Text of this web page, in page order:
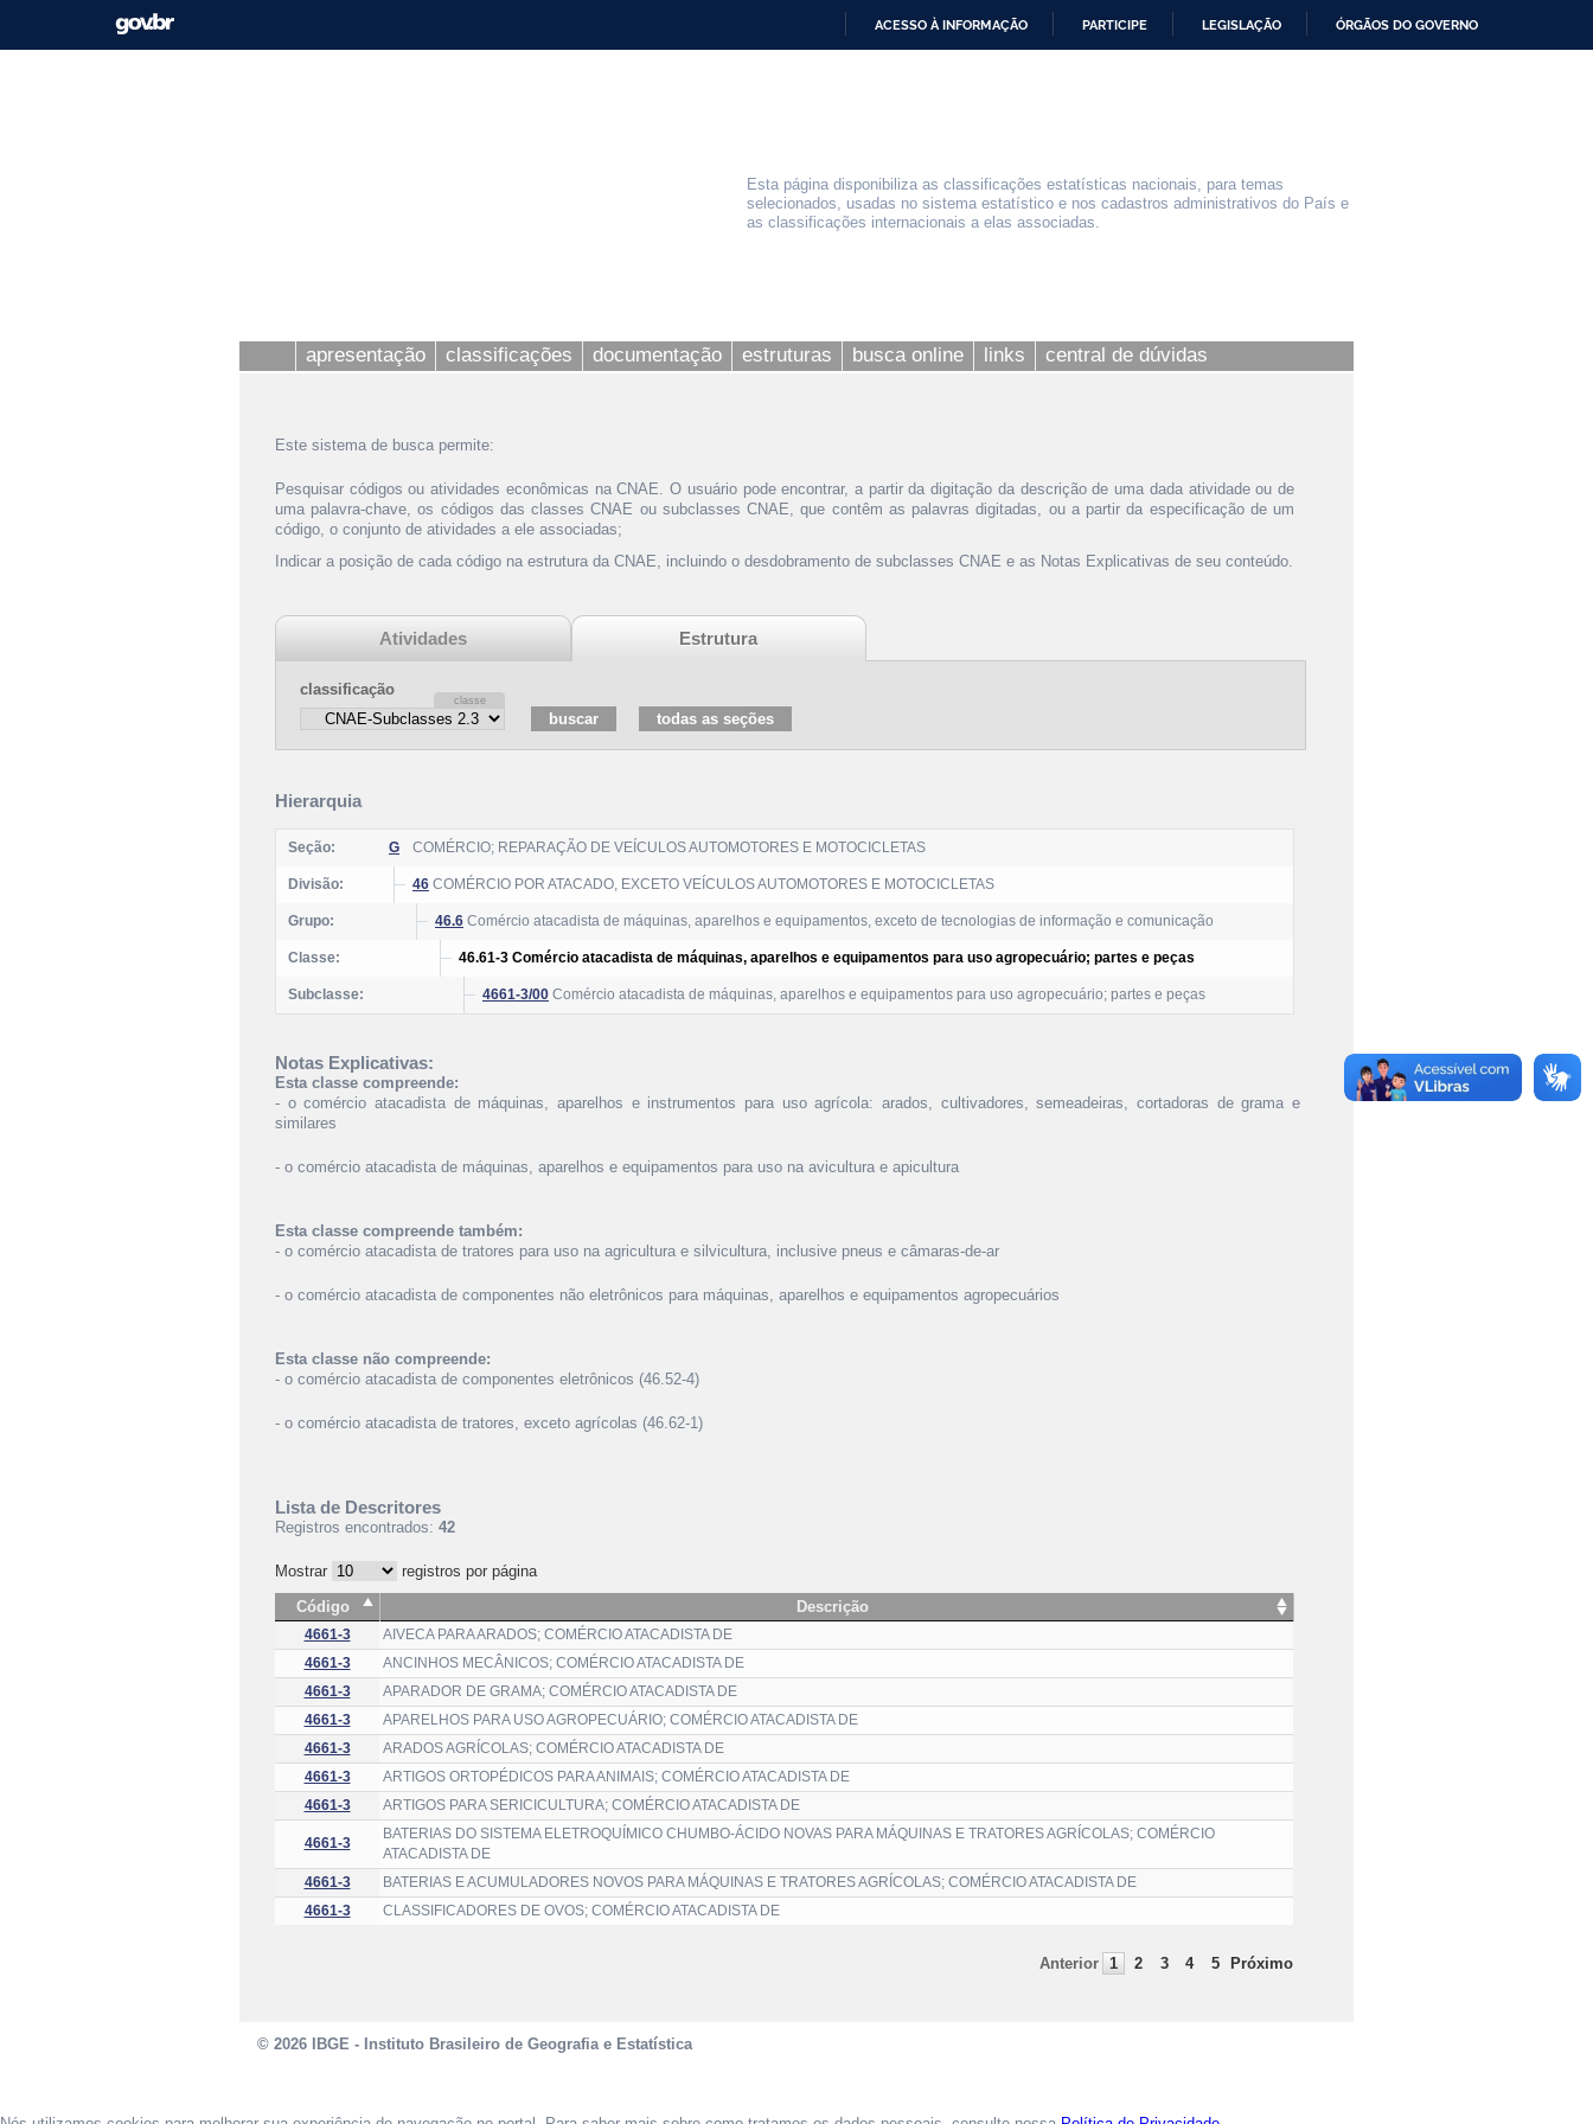
ACESSO À INFORMAÇÃO PARTICIPE LEGISLAÇÃO ÓRGÃOS DO GOVERNO
Esta página disponibiliza as classificações estatísticas nacionais, para temas
selecionados, usadas no sistema estatístico e nos cadastros administrativos do País e
as classificações internacionais a elas associadas.
apresentação classificações documentação estruturas busca online links central de dúvidas
Este sistema de busca permite:
Pesquisar códigos ou atividades econômicas na CNAE. O usuário pode encontrar, a partir da digitação da descrição de uma dada atividade ou de
uma palavra-chave, os códigos das classes CNAE ou subclasses CNAE, que contêm as palavras digitadas, ou a partir da especificação de um
código, o conjunto de atividades a ele associadas;
Indicar a posição de cada código na estrutura da CNAE, incluindo o desdobramento de subclasses CNAE e as Notas Explicativas de seu conteúdo.
Atividades Estrutura
classificação
Hierarquia
Seção: G COMÉRCIO; REPARAÇÃO DE VEÍCULOS AUTOMOTORES E MOTOCICLETAS
Divisão: 46 COMÉRCIO POR ATACADO, EXCETO VEÍCULOS AUTOMOTORES E MOTOCICLETAS
Grupo: 46.6 Comércio atacadista de máquinas, aparelhos e equipamentos, exceto de tecnologias de informação e comunicação
Classe: 46.61-3 Comércio atacadista de máquinas, aparelhos e equipamentos para uso agropecuário; partes e peças
Subclasse: 4661-3/00 Comércio atacadista de máquinas, aparelhos e equipamentos para uso agropecuário; partes e peças
Notas Explicativas:
Esta classe compreende:
- o comércio atacadista de máquinas, aparelhos e instrumentos para uso agrícola: arados, cultivadores, semeadeiras, cortadoras de grama e
similares
- o comércio atacadista de máquinas, aparelhos e equipamentos para uso na avicultura e apicultura
Esta classe compreende também:
- o comércio atacadista de tratores para uso na agricultura e silvicultura, inclusive pneus e câmaras-de-ar
- o comércio atacadista de componentes não eletrônicos para máquinas, aparelhos e equipamentos agropecuários
Esta classe não compreende:
- o comércio atacadista de componentes eletrônicos (46.52-4)
- o comércio atacadista de tratores, exceto agrícolas (46.62-1)
Lista de Descritores
Registros encontrados: 42
Mostrar
registros por página
Código
Descrição
4661-3
AIVECA PARA ARADOS; COMÉRCIO ATACADISTA DE
4661-3
ANCINHOS MECÂNICOS; COMÉRCIO ATACADISTA DE
4661-3
APARADOR DE GRAMA; COMÉRCIO ATACADISTA DE
4661-3
APARELHOS PARA USO AGROPECUÁRIO; COMÉRCIO ATACADISTA DE
4661-3
ARADOS AGRÍCOLAS; COMÉRCIO ATACADISTA DE
4661-3
ARTIGOS ORTOPÉDICOS PARA ANIMAIS; COMÉRCIO ATACADISTA DE
4661-3
ARTIGOS PARA SERICICULTURA; COMÉRCIO ATACADISTA DE
4661-3
BATERIAS DO SISTEMA ELETROQUÍMICO CHUMBO-ÁCIDO NOVAS PARA MÁQUINAS E TRATORES AGRÍCOLAS; COMÉRCIO
ATACADISTA DE
4661-3
BATERIAS E ACUMULADORES NOVOS PARA MÁQUINAS E TRATORES AGRÍCOLAS; COMÉRCIO ATACADISTA DE
4661-3
CLASSIFICADORES DE OVOS; COMÉRCIO ATACADISTA DE
Anterior 1 2 3 4 5 Próximo
© 2026 IBGE - Instituto Brasileiro de Geografia e Estatística